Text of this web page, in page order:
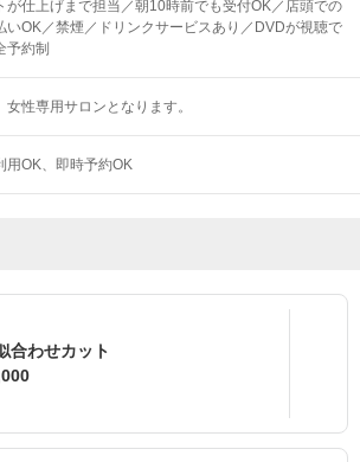
が仕上げまで担当／朝10時前でも受付OK／店頭での
いOK／禁煙／ドリンクサービスあり／DVDが視聴で
予約制
性専用サロンとなります。
用OK 即時予約OK
合わせカット